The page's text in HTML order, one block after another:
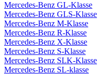
Mercedes-Benz GL-Klasse
Mercedes-Benz GLS-Klasse
Mercedes-Benz M-Klasse
Mercedes-Benz R-Klasse
Mercedes-Benz X-Klasse
Mercedes-Benz S-Klasse
Mercedes-Benz SLK-Klasse
Mercedes-Benz SL-klasse